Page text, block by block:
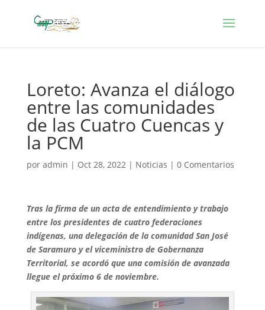
Loreto: Avanza el diálogo
entre las comunidades
de las Cuatro Cuencas y
la PCM
por admin | Oct 28, 2022| Noticias | 0 Comentarios
Tras la firma de un acta de entendimiento y trabajo
entre los presidentes de cuatro federaciones
indígenas, una delegación de la comunidad San José
de Saramuro y el viceministro de Gobernanza
Territorial, se acordó que una comisión de avanzada
llegue el próximo 6 de noviembre.